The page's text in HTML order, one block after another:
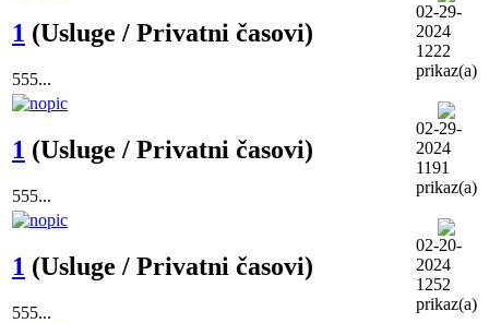
1 (Usluge / Privatni časovi)
555...
02-29-
2024
1222
prikaz(a)
1 (Usluge / Privatni časovi)
555...
02-29-
2024
1191
prikaz(a)
1 (Usluge / Privatni časovi)
555...
02-20-
2024
1252
prikaz(a)